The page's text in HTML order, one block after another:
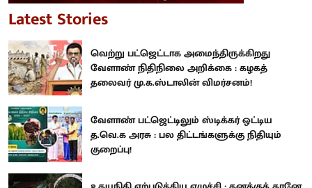
Latest Stories
வெற்று பட்ஜெட்டாக அமைந்திருக்கிறது
வேளாண் நிதிநிலை அறிக்கை : கழகத்
தலைவர் மு.க.ஸ்டாலின் விமர்சனம்!
வேளாண் பட்ஜெட்டிலும் ஸ்டிக்கர் ஒட்டிய
த.வெ.க அரசு : பல திட்டங்களுக்கு நிதியும்
குறைப்பு!